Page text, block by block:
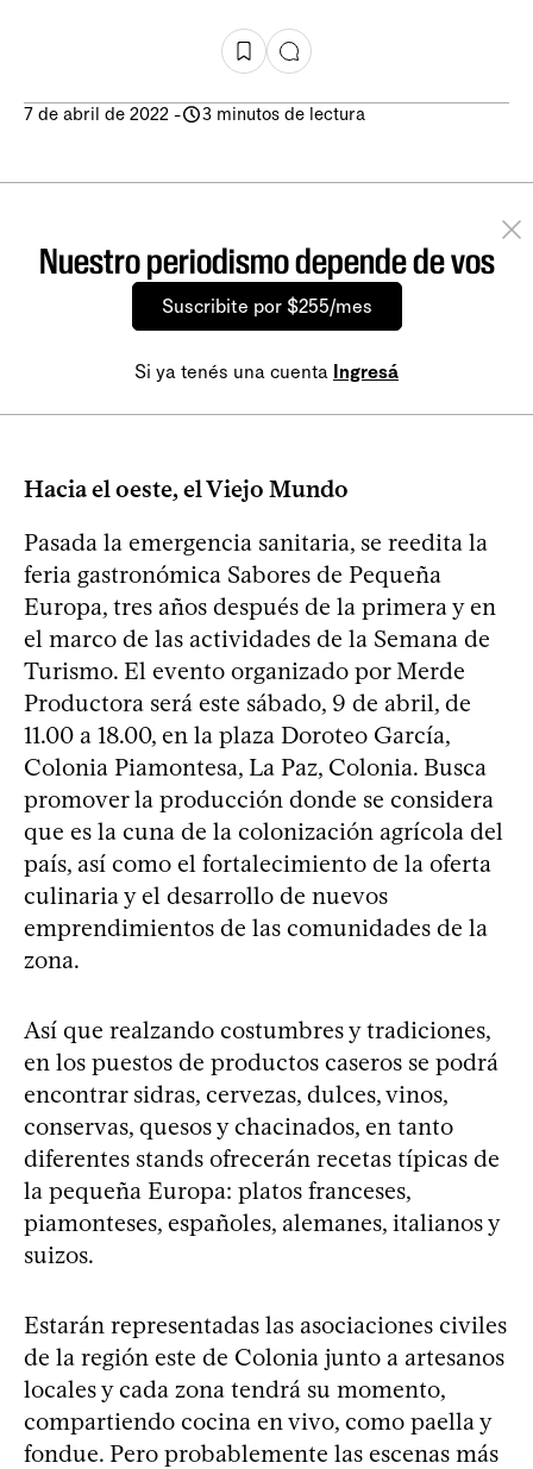
7 de abril de 2022 - 3 minutos de lectura
Nuestro periodismo depende de vos
Suscribite por $255/mes
Si ya tenés una cuenta Ingresá
Hacia el oeste, el Viejo Mundo
Pasada la emergencia sanitaria, se reedita la
feria gastronómica Sabores de Pequeña
Europa, tres años después de la primera y en
el marco de las actividades de la Semana de
Turismo. El evento organizado por Merde
Productora será este sábado, 9 de abril, de
11.00 a 18.00, en la plaza Doroteo García,
Colonia Piamontesa, La Paz, Colonia. Busca
promover la producción donde se considera
que es la cuna de la colonización agrícola del
país, así como el fortalecimiento de la oferta
culinaria y el desarrollo de nuevos
emprendimientos de las comunidades de la
zona.
Así que realzando costumbres y tradiciones,
en los puestos de productos caseros se podrá
encontrar sidras, cervezas, dulces, vinos,
conservas, quesos y chacinados, en tanto
diferentes stands ofrecerán recetas típicas de
la pequeña Europa: platos franceses,
piamonteses, españoles, alemanes, italianos y
suizos.
Estarán representadas las asociaciones civiles
de la región este de Colonia junto a artesanos
locales y cada zona tendrá su momento,
compartiendo cocina en vivo, como paella y
fondue. Pero probablemente las escenas más